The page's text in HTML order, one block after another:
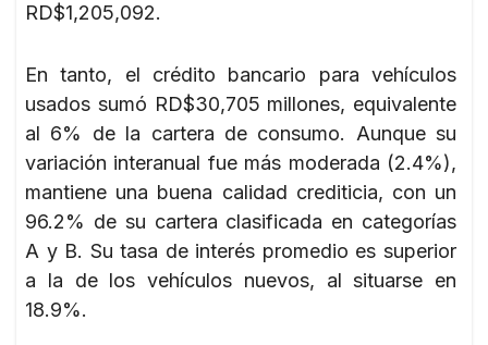
RD$1,205,092.
En tanto, el crédito bancario para vehículos
usados sumó RD$30,705 millones, equivalente
al 6% de la cartera de consumo. Aunque su
variación interanual fue más moderada (2.4%),
mantiene una buena calidad crediticia, con un
96.2% de su cartera clasificada en categorías
A y B. Su tasa de interés promedio es superior
a la de los vehículos nuevos, al situarse en
18.9%.